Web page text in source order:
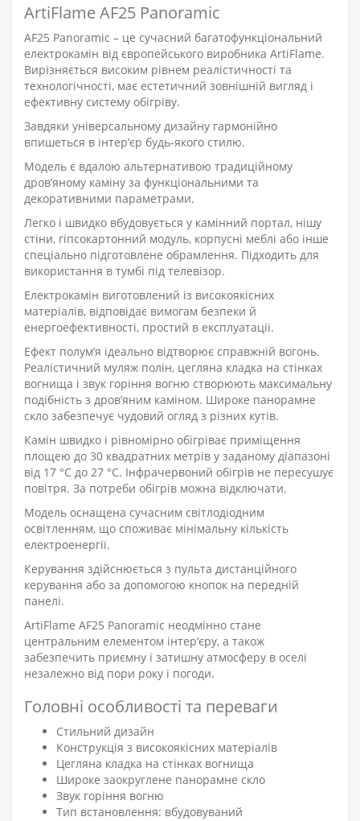
ArtiFlame AF25 Panoramic
AF25 Panoramic – це сучасний багатофункціональний
електрокамін від європейського виробника ArtiFlame.
Вирізняється високим рівнем реалістичності та
технологічності, має естетичний зовнішній вигляд і
ефективну систему обігріву.
Завдяки універсальному дизайну гармонійно
впишеться в інтер’єр будь-якого стилю.
Модель є вдалою альтернативою традиційному
дров’яному каміну за функціональними та
декоративними параметрами.
Легко і швидко вбудовується у камінний портал, нішу
стіни, гіпсокартонний модуль, корпусні меблі або інше
спеціально підготовлене обрамлення. Підходить для
використання в тумбі під телевізор.
Електрокамін виготовлений із високоякісних
матеріалів, відповідає вимогам безпеки й
енергоефективності, простий в експлуатації.
Ефект полум’я ідеально відтворює справжній вогонь.
Реалістичний муляж полін, цегляна кладка на стінках
вогнища і звук горіння вогню створюють максимальну
подібність з дров’яним каміном. Широке панорамне
скло забезпечує чудовий огляд з різних кутів.
Камін швидко і рівномірно обігріває приміщення
площею до 30 квадратних метрів у заданому діапазоні
від 17 °C до 27 °C. Інфрачервоний обігрів не пересушує
повітря. За потреби обігрів можна відключати.
Модель оснащена сучасним світлодіодним
освітленням, що споживає мінімальну кількість
електроенергії.
Керування здійснюється з пульта дистанційного
керування або за допомогою кнопок на передній
панелі.
ArtiFlame AF25 Panoramic неодмінно стане
центральним елементом інтер’єру, а також
забезпечить приємну і затишну атмосферу в оселі
незалежно від пори року і погоди.
Головні особливості та переваги
Стильний дизайн
Конструкція з високоякісних матеріалів
Цегляна кладка на стінках вогнища
Широке заокруглене панорамне скло
Звук горіння вогню
Тип встановлення: вбудовуваний